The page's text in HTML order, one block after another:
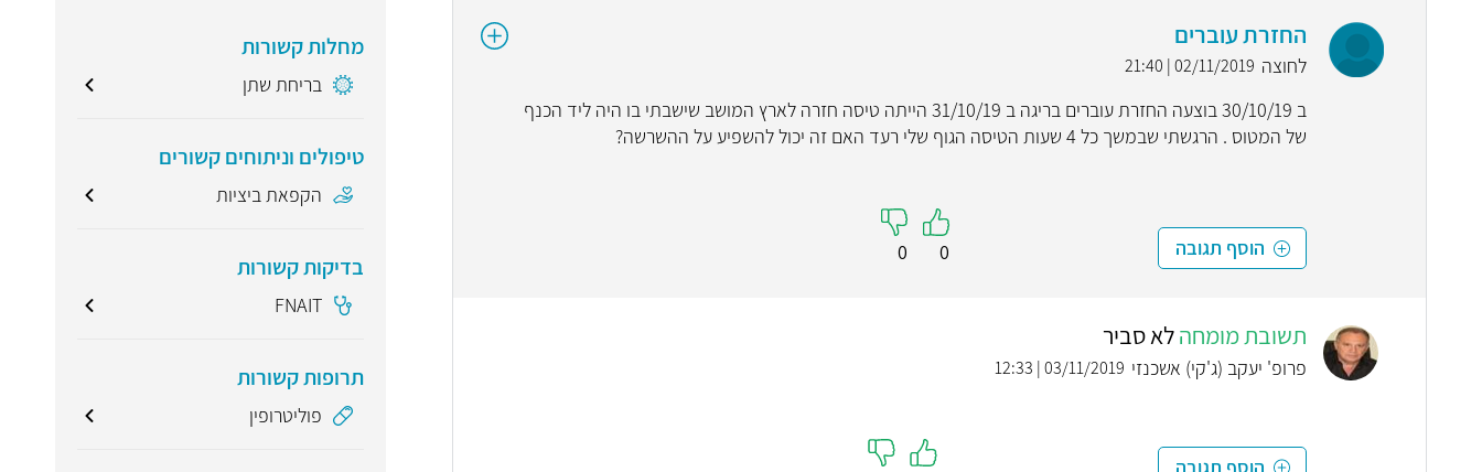
החזרת עוברים
לחוצה 02/11/2019 | 21:40
ב 30/10/19 בוצעה החזרת עוברים בריגה ב 31/10/19 הייתה טיסה חזרה לארץ המושב שישבתי בו היה ליד הכנף
של המטוס . הרגשתי שבמשך כל 4 שעות הטיסה הגוף שלי רעד האם זה יכול להשפיע על ההשרשה?
הוסף תגובה 0
0
תשובת מומחהלא סביר
פרופ' יעקב (ג'קי) אשכנזי 03/11/2019 | 12:33
מחלות קשורות
בריחת שתן
טיפולים וניתוחים קשורים
הקפאת ביציות
בדיקות קשורות
FNAIT
תרופות קשורות
פוליטרופין